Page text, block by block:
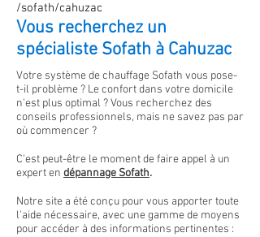
/sofath/cahuzac
Vous recherchez un
spécialiste Sofath à Cahuzac
Votre système de chauffage Sofath vous pose-
t-il problème ? Le confort dans votre domicile
n'est plus optimal ?Vous recherchez des
conseils professionnels, mais ne savez pas par
où commencer ?
C'est peut-être le moment de faire appel à un
expert en dépannage Sofath.
Notre site a été conçu pour vous apporter toute
l'aide nécessaire, avec une gamme de moyens
pour accéder à des informations pertinentes :